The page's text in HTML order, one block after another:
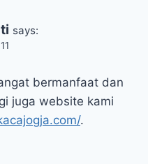
says:
bermanfaat dan
juga website kami
.